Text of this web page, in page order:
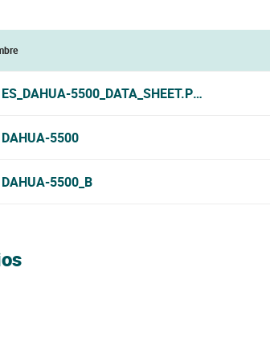
ES_DAHUA-5500_DATA_SHEET.PDF
DAHUA-5500
DAHUA-5500_B